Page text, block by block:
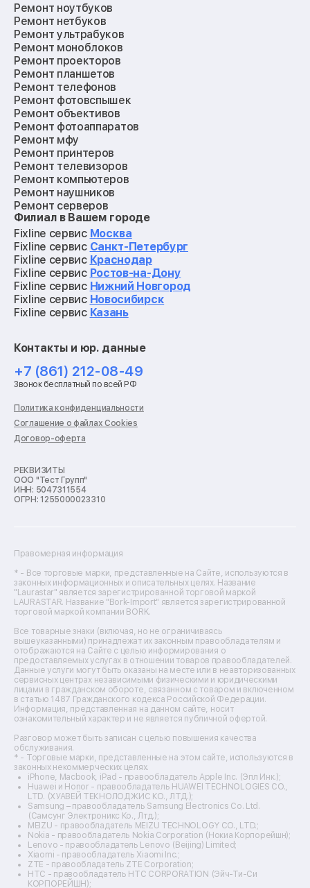
Ремонт ноутбуков
Ремонт нетбуков
Ремонт ультрабуков
Ремонт моноблоков
Ремонт проекторов
Ремонт планшетов
Ремонт телефонов
Ремонт фотовспышек
Ремонт объективов
Ремонт фотоаппаратов
Ремонт мфу
Ремонт принтеров
Ремонт телевизоров
Ремонт компьютеров
Ремонт наушников
Ремонт серверов
Ремонт мониторов
Ремонт квадрокоптеров
Ремонт электросамокатов
Ремонт материнских плат
Ремонт видеокарт
Ремонт кофемашин
Ремонт vr систем
Ремонт игровых приставок
Ремонт роботов-пылесосов
Ремонт холодильников
Ремонт стиральных машин
Ремонт пылесосов
Ремонт варочных панелей
Ремонт духовых шкафов
Ремонт кондиционеров
Ремонт кухонных комбайнов
Ремонт морозильных камер
Ремонт отпаривателей
Ремонт плоттеров
Ремонт фенов
Ремонт цифровых биноклей
Ремонт тепловизоров
Ремонт массажных кресел
Ремонт водонагревателей
Ремонт вытяжек
Ремонт источников бесперебойного питания
Ремонт пароварок
Ремонт микшерных пультов
Ремонт dj-пультов
Ремонт кухонных плит
Ремонт стедикамов
Ремонт оптических прицелов
Ремонт электровелосипедов
Ремонт видеокамер
Ремонт эхолотов
Ремонт 3d-принтеров
Ремонт прицелов ночного видения
Ремонт винных шкафов
Ремонт выпрямителей
Ремонт сушилок для рук
Ремонт дальномеров
Ремонт снегоуборщиков
Филиал в Вашем городе
Fixline сервис Москва
Fixline сервис Санкт-Петербург
Fixline сервис Краснодар
Fixline сервис Ростов-на-Дону
Fixline сервис Нижний Новгород
Fixline сервис Новосибирск
Fixline сервис Казань
Контакты и юр. данные
+7 (861) 212-08-49
Звонок бесплатный по всей РФ
Политика конфиденциальности
Соглашение о файлах Cookies
Договор-оферта
РЕКВИЗИТЫ
ООО "Тест Групп"
ИНН: 5047311554
ОГРН: 1255000023310
Правомерная информация
* - Все торговые марки, представленные на Сайте, используются в
законных информационных и описательных целях. Название
"Laurastar" является зарегистрированной торговой маркой
LAURASTAR. Название "Bork-Import" является зарегистрированной
торговой маркой компании BORK.
Все товарные знаки (включая, но не ограничиваясь
вышеуказанными) принадлежат их законным правообладателям и
отображаются на Сайте с целью информирования о
предоставляемых услугах в отношении товаров правообладателей.
Данные услуги могут быть оказаны на месте или в неавторизованных
сервисных центрах независимыми физическими и юридическими
лицами в гражданском обороте, связанном с товаром и включенном
в статью 1487 Гражданского кодекса Российской Федерации.
Информация, представленная на данном сайте, носит
ознакомительный характер и не является публичной офертой.
Разговор может быть записан с целью повышения качества
обслуживания.
* - Торговые марки, представленные на этом сайте, используются в
законных некоммерческих целях.
iPhone, Macbook, iPad - правообладатель Apple Inc. (Эпл Инк.);
Huawei и Honor - правообладатель HUAWEI TECHNOLOGIES CO.,
LTD. (ХУАВЕЙ ТЕКНОЛОДЖИС КО., ЛТД.);
Samsung – правообладатель Samsung Electronics Co. Ltd.
(Самсунг Электроникс Ко., Лтд.);
MEIZU - правообладатель MEIZU TECHNOLOGY CO., LTD.;
Nokia - правообладатель Nokia Corporation (Нокиа Корпорейшн);
Lenovo - правообладатель Lenovo (Beijing) Limited;
Xiaomi - правообладатель Xiaomi Inc.;
ZTE - правообладатель ZTE Corporation;
HTC - правообладатель HTC CORPORATION (Эйч-Ти-Си
КОРПОРЕЙШН);